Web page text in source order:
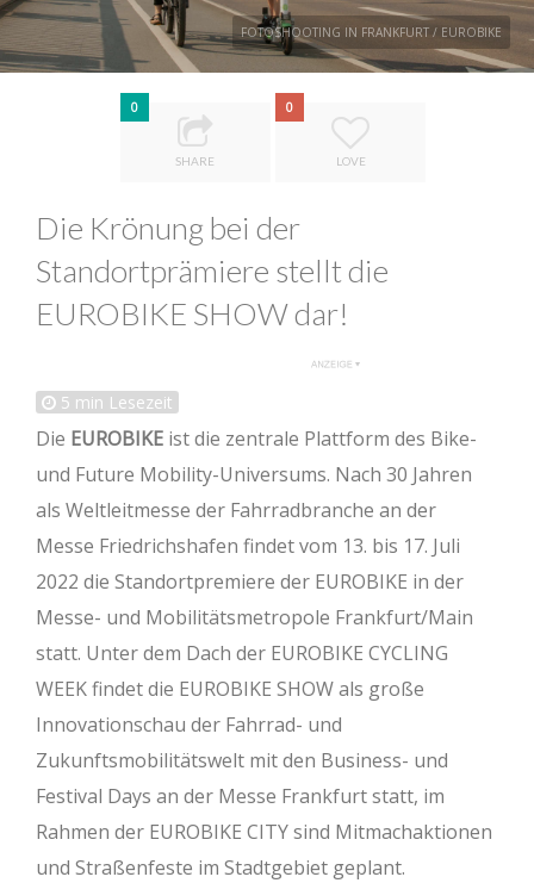
FOTOSHOOTING IN FRANKFURT / EUROBIKE
0
SHARE
0
LOVE
Die Krönung bei der
Standortprämiere stellt die
EUROBIKE SHOW dar!
5 min Lesezeit
Die EUROBIKE ist die zentrale Plattform des Bike-
und Future Mobility-Universums. Nach 30 Jahren
als Weltleitmesse der Fahrradbranche an der
Messe Friedrichshafen findet vom 13. bis 17. Juli
2022 die Standortpremiere der EUROBIKE in der
Messe- und Mobilitätsmetropole Frankfurt/Main
statt. Unter dem Dach der EUROBIKE CYCLING
WEEK findet die EUROBIKE SHOW als große
Innovationschau der Fahrrad- und
Zukunftsmobilitätswelt mit den Business- und
Festival Days an der Messe Frankfurt statt, im
Rahmen der EUROBIKE CITY sind Mitmachaktionen
und Straßenfeste im Stadtgebiet geplant.